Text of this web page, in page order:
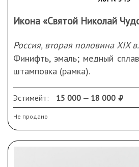
Икона «Святой Николай
Россия, вторая половина XIX в.
Финифть, эмаль; медный
штамповка (рамка).
Сохранность: деформация
трещины, небольшой скол.
Эстимейт: 15 000 — 18 000
Не продано